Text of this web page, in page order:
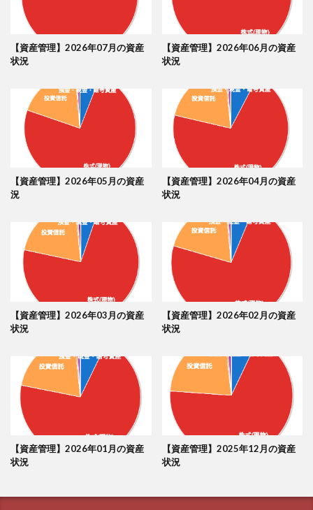
【資産管理】2026年07月の資産
状況
【資産管理】2026年06月の資産
状況
【資産管理】2026年05月の資産
況
【資産管理】2026年04月の資産
状況
【資産管理】2026年03月の資産
状況
【資産管理】2026年02月の資産
状況
【資産管理】2026年01月の資産
状況
【資産管理】2025年12月の資産
状況